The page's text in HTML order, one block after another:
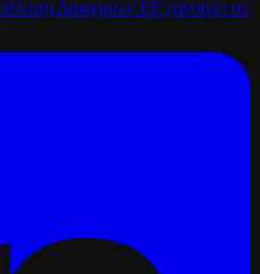
Διαφορών ΕΕ (ανοίγει σε